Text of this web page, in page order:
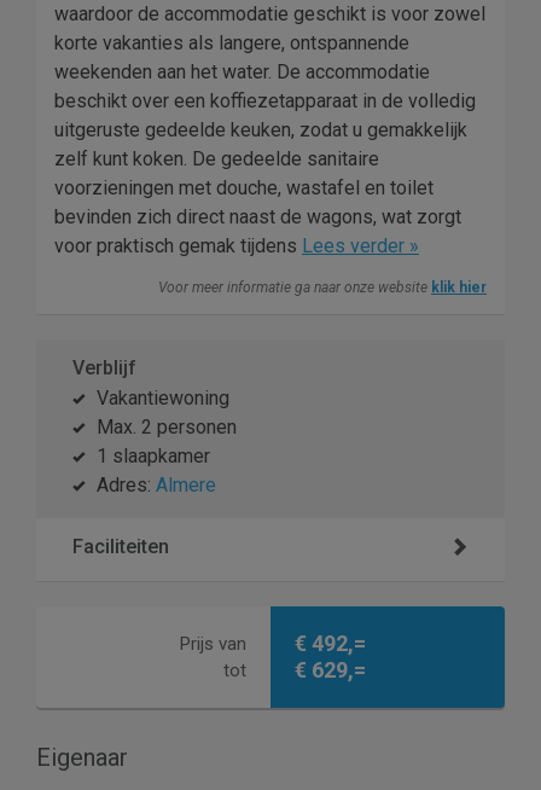
waardoor de accommodatie geschikt is voor zowel
korte vakanties als langere, ontspannende
weekenden aan het water. De accommodatie
beschikt over een koffiezetapparaat in de volledig
uitgeruste gedeelde keuken, zodat u gemakkelijk
zelf kunt koken. De gedeelde sanitaire
voorzieningen met douche, wastafel en toilet
bevinden zich direct naast de wagons, wat zorgt
voor praktisch gemak tijdens Lees verder »
Voor meer informatie ga naar onze website klik hier
Verblijf
Vakantiewoning
Max. 2 personen
1 slaapkamer
Adres: Almere
Faciliteiten
Prijs van
tot
€ 492,=
€ 629,=
Eigenaar